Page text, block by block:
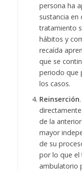
persona ha
sustancia
tratamiento
hábitos y
recaída
que se
periodo que
los casos.
Reinserción
de la
mayor
de su
por lo que el
ambulatorio